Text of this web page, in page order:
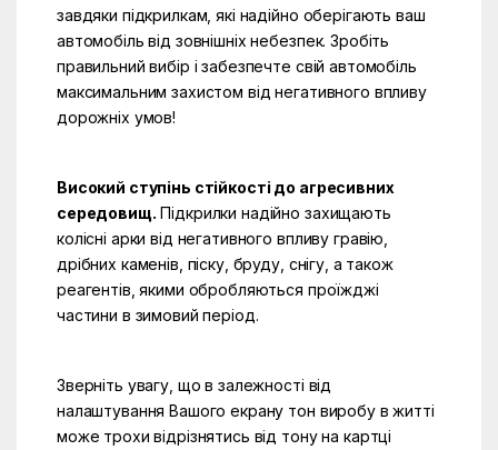
завдяки підкрилкам, які надійно оберігають ваш
автомобіль від зовнішніх небезпек. Зробіть
правильний вибір і забезпечте свій автомобіль
максимальним захистом від негативного впливу
дорожніх умов!
Високий ступінь стійкості до агресивних
середовищ. Підкрилки надійно захищають
колісні арки від негативного впливу гравію,
дрібних каменів, піску, бруду, снігу, а також
реагентів, якими обробляються проїжджі
частини в зимовий період.
Зверніть увагу, що в залежності від
налаштування Вашого екрану тон виробу в житті
може трохи відрізнятись від тону на картці